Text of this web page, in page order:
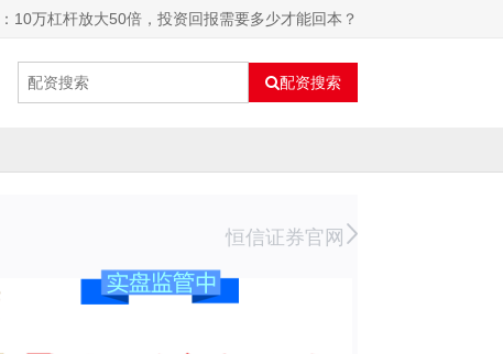
10万杠杆放大50倍，投资回报需要多少才能回本？
配资搜索
恒信证券官网